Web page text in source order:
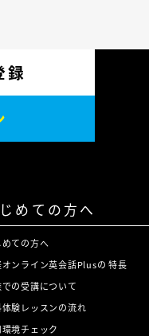
録
めての方へ
めての方へ
オンライン英会話Plusの 特長
での受講について
験レッスンの流れ
境チェック